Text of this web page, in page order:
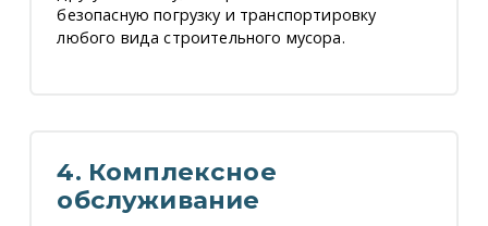
безопасную погрузку и транспортировку
любого вида строительного мусора.
4. Комплексное
обслуживание